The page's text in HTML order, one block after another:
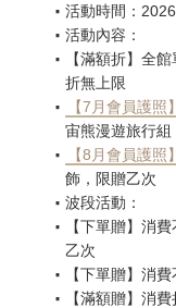
活動時間：
活動內容：
【滿額折】全
折無上限
【7月會員護照】
宙熊漫遊旅行組
【8月會員護照】
飾，限贈乙次
波段活動：
【下單贈】消
乙次
【下單贈】消
【滿額贈】消